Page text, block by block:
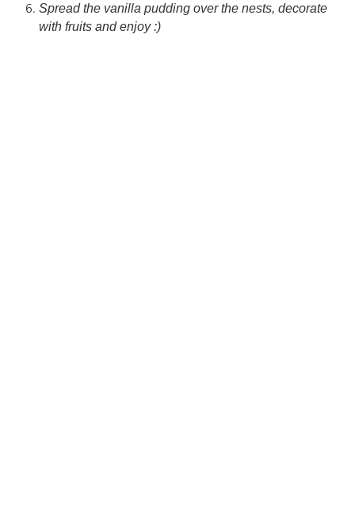
Spread the vanilla pudding over the nests, decorate
with fruits and enjoy :)